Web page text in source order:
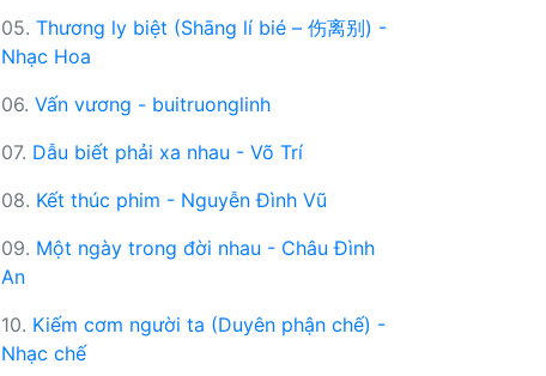
05. Thương ly biệt (Shāng lí bié – 伤离别) -
Nhạc Hoa
06. Vấn vương - buitruonglinh
07. Dẫu biết phải xa nhau - Võ Trí
08. Kết thúc phim - Nguyễn Đình Vũ
09. Một ngày trong đời nhau - Châu Đình
An
10. Kiếm cơm người ta (Duyên phận chế) -
Nhạc chế